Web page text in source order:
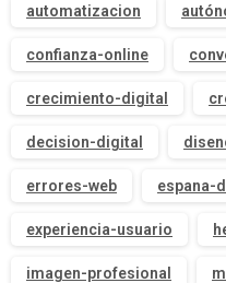
automatizacion
confianza-online
crecimiento-digital
decision-digital
errores-web espana-
experiencia-usuario
imagen-profesional